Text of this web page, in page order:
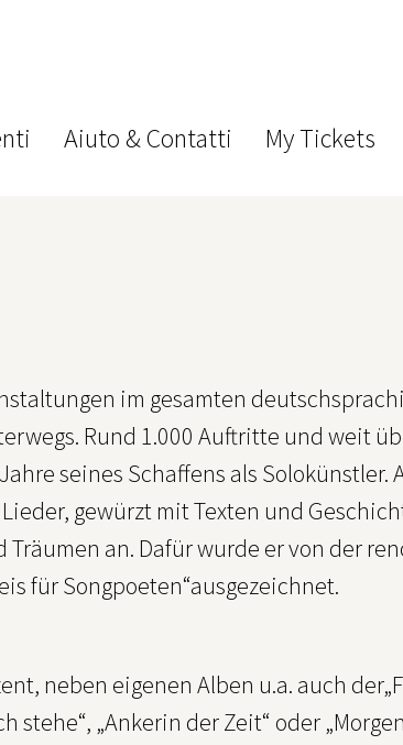
Aiuto & Contatti My Tickets
im gesamten
Rund 1.000 Auftritte und weit
seines Schaffens als Solokünstler.
gewürzt mit Texten und
an. Dafür wurde er von der
für Songpoeten“ausgezeichnet.
neben eigenen Alben u.a. auch
stehe“, „Ankerin der Zeit“ oder